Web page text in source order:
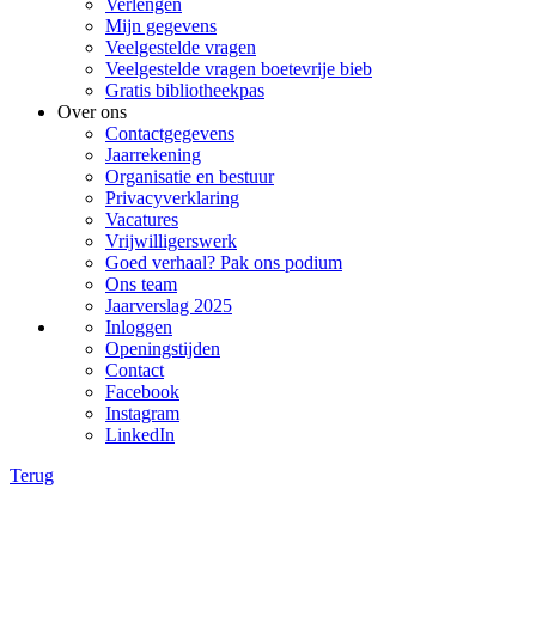
Verlengen
Mijn gegevens
Veelgestelde vragen
Veelgestelde vragen boetevrije bieb
Gratis bibliotheekpas
Over ons
Contactgegevens
Jaarrekening
Organisatie en bestuur
Privacyverklaring
Vacatures
Vrijwilligerswerk
Goed verhaal? Pak ons podium
Ons team
Jaarverslag 2025
Inloggen
Openingstijden
Contact
Facebook
Instagram
LinkedIn
Terug